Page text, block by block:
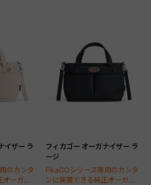
イザー ラ
のカンタ
オーガナ
フィカゴー オーガナイザー ラ
ージ
FikaGOシリーズ専用のカンタ
ンに装着できる純正オーガナ